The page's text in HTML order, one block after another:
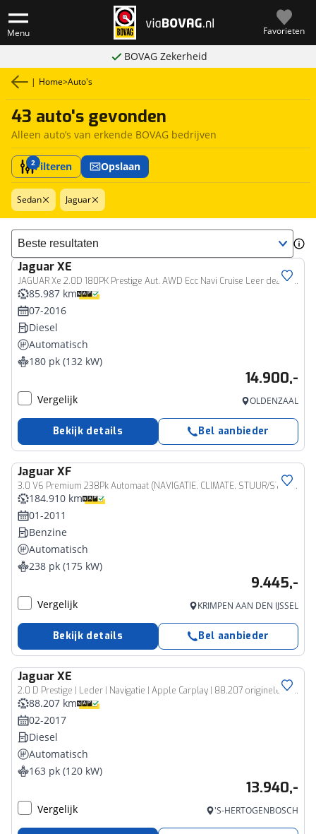
Menu Favorieten
BOVAG Zekerheid
| Home>Auto's
43 auto's gevonden
Alleen auto’s van erkende BOVAG bedrijven
2Filteren Opslaan
Sedan Jaguar
Sorteer resultaten
JaguarXE
JAGUAR Xe 2.0D 180PK Prestige Aut. AWD Ecc Navi Cruise Leer dealerauto!
85.987 km
07-2016
Diesel
Automatisch
180 pk (132 kW)
14.900,-
Vergelijk OLDENZAAL
Bekijk details Bel aanbieder
JaguarXF
3.0 V6 Premium 238Pk Automaat (NAVIGATIE, CLIMATE, STUUR/STOELVERWARMING, CAMERA, LEDER, XENON, SPORTSTOELEN, CRUISE, LM VELGEN, NIEUWE APK, NIEUWSTAAT)
184.910 km
01-2011
Benzine
Automatisch
238 pk (175 kW)
9.445,-
Vergelijk KRIMPEN AAN DEN IJSSEL
Bekijk details Bel aanbieder
JaguarXE
2.0 D Prestige | Leder | Navigatie | Apple Carplay | 88.207 originele echte km! | N.A.P. |Rijklaarprijs!
88.207 km
02-2017
Diesel
Automatisch
163 pk (120 kW)
13.940,-
Vergelijk 'S-HERTOGENBOSCH